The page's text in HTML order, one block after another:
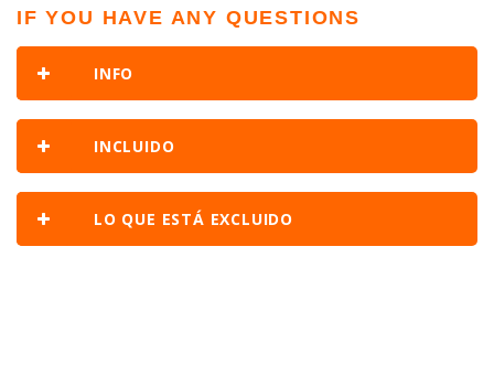
IF YOU HAVE ANY QUESTIONS
INFO
INCLUIDO
LO QUE ESTÁ EXCLUIDO